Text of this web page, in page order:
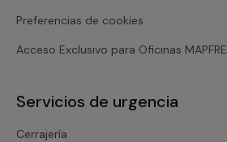
Preferencias de cookies
Acceso Exclusivo para Oficinas MAPFRE
Servicios de urgencia
Cerrajería